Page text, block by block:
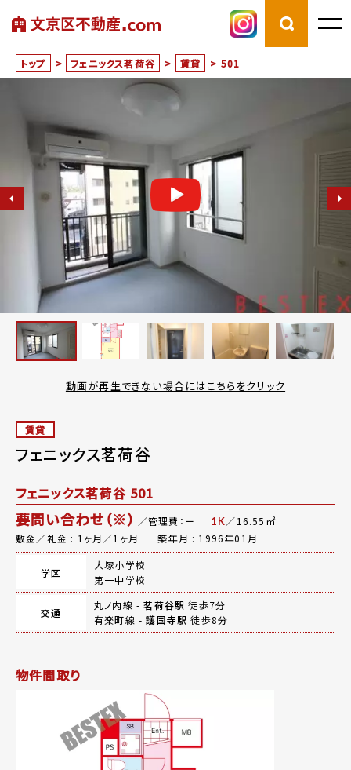
トップ > フェニックス茗荷谷 > 賃貸 > 501
動画が再生できない場合にはこちらをクリック
賃貸
フェニックス茗荷谷
フェニックス茗荷谷 501
要問い合わせ（※） ／管理費：ー 1K／16.55㎡
敷金／礼金 : 1ヶ月／1ヶ月
築年月 : 1996年01月
学区
大塚小学校
第一中学校
交通
丸ノ内線 -茗荷谷駅 徒歩7分
有楽町線 -護国寺駅 徒歩8分
物件間取り